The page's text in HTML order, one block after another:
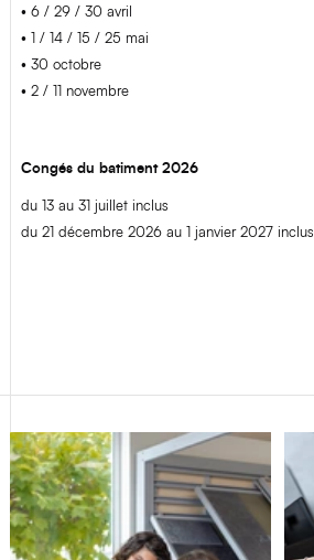
• 6 / 29 / 30 avril
• 1 / 14 / 15 / 25 mai
• 30 octobre
• 2 / 11 novembre
Congés du batiment 2026
du 13 au 31 juillet inclus
du 21 décembre 2026 au 1 janvier 2027 inclus